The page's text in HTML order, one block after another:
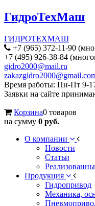
ГидроТехМаш
ГИДРОТЕХМАШ
+7 (965) 372-11-90
+7 (495) 926-38-84
gidro2000@mail.ru
Время работы: Пн-Пт 9-
Заявки на сайте
Корзина0 товаров
на сумму 0 руб.
О компании
Новости
Статьи
Продукция
Гидропривод
Механика,